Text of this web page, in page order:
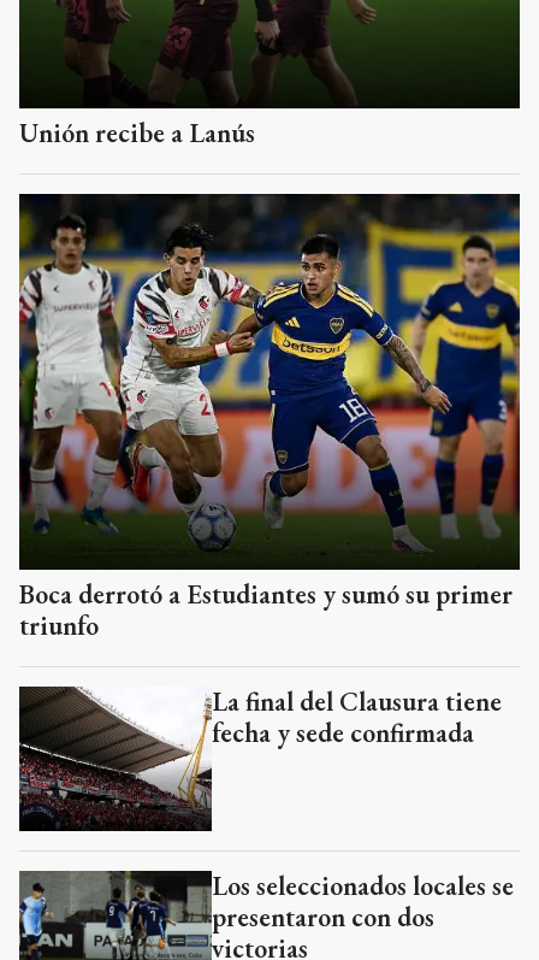
Unión recibe a Lanús
Boca derrotó a Estudiantes y sumó su primer
triunfo
La final del Clausura tiene
fecha y sede confirmada
Los seleccionados locales se
presentaron con dos
victorias